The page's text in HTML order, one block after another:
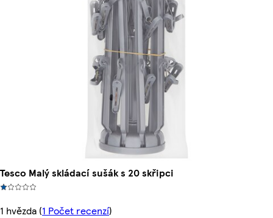
Tesco Malý skládací sušák s 20 skřipci
1 hvězda (1 Počet recenzí)